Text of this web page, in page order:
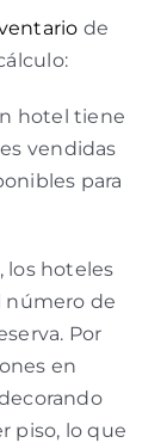
de
hotel tiene
vendidas
para
los hoteles
número de
Por
en
piso, lo que